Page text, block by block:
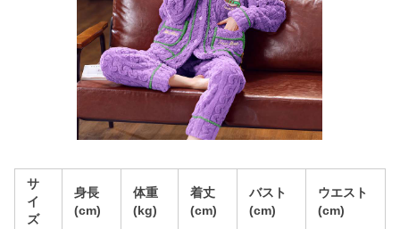
サ
イ
ズ
身長
(cm)
体重
(kg)
着丈
(cm)
バスト
(cm)
ウエスト
(cm)